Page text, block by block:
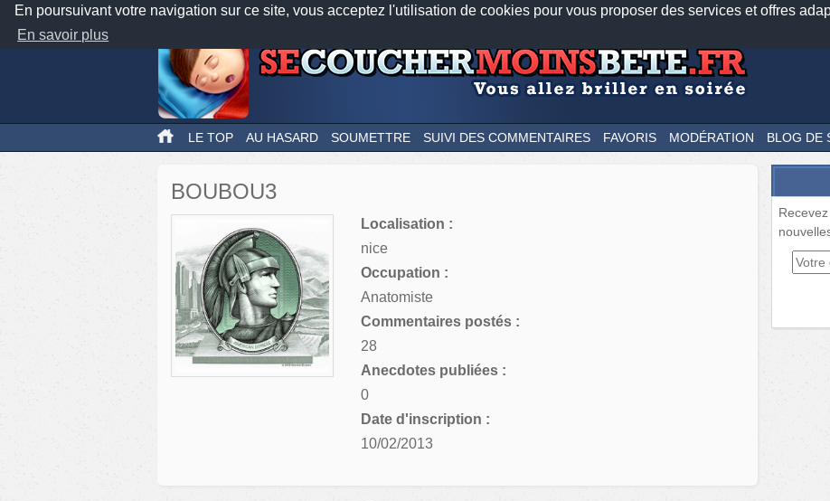
En poursuivant votre navigation sur ce site, vous acceptez l'utilisation de cookies pour vous proposer des services et offres
En savoir plus
Nos applications mobiles Newsletter Facebook
TwitterFeeds
LE TOP AU HASARD SOUMETTRE SUIVI DES COMMENTAIRES FAVORIS MODÉRATION BLOG DE
BOUBOU3
Localisation :
nice
Occupation :
Anatomiste
Commentaires postés :
28
Anecdotes publiées :
0
Date d'inscription :
10/02/2013